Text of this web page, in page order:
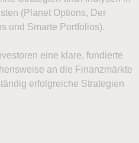
(Planet Options, Der
und Smarte Portfolios).
eine klare, fundierte
an die Finanzmärkte
erfolgreiche Strategien